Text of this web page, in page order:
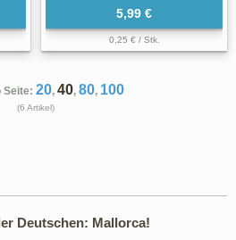
5,99 €
0,25 € / Stk.
Seite: 20, 40, 80, 100
(6 Artikel)
Deutschen: Mallorca!